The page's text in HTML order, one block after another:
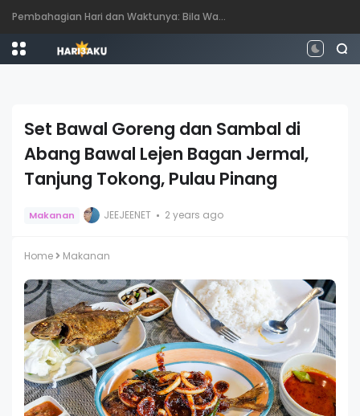
Perbezaan antara Mahasiswa, Mahasiswi, Graduan, Siswazah, Pascasiswazah, Doktor dan Pascakedoktoran
Set Bawal Goreng dan Sambal di
Abang Bawal Lejen Bagan Jermal,
Tanjung Tokong, Pulau Pinang
Makanan JEEJEENET 2 years ago
Home Makanan